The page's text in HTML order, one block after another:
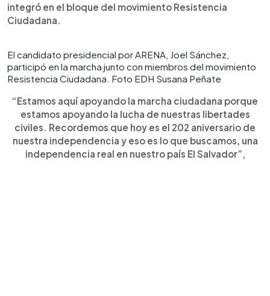
integró en el bloque del movimiento Resistencia
Ciudadana.
El candidato presidencial por ARENA, Joel Sánchez,
participó en la marcha junto con miembros del movimiento
Resistencia Ciudadana. Foto EDH Susana Peñate
“Estamos aquí apoyando la marcha ciudadana porque
estamos apoyando la lucha de nuestras libertades
civiles. Recordemos que hoy es el 202 aniversario de
nuestra independencia y eso es lo que buscamos, una
independencia real en nuestro país El Salvador”,